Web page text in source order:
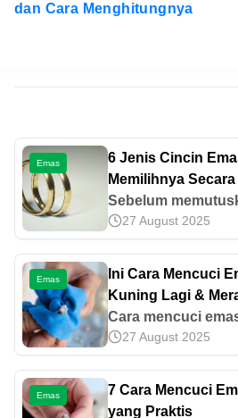
dan Cara Menghitungnya
Emas
6 Jenis Cincin
Memilihnya
Sebelum
cincin emas,
bentuknya. Mari
cincin emas dan
artikel ini.
27 August 2025
Emas
Ini Cara Mencuci
Kuning Lagi &
Cara mencuci
kuning lagi bisa
baking soda,
Simak berbagai
perawatannya di
27 August 2025
Emas
7 Cara Mencuci
yang Praktis